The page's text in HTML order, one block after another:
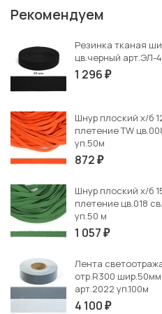
Рекомендуем
Резинка тканая
цв.черный арт.ЭЛ-
1 296 ₽
Шнур плоский х/б
плетение TW
уп.50м
872 ₽
Шнур плоский х/б
плетение цв.018
уп.50 м
1 057 ₽
Лента
отр.R300 шир.50мм
арт.2022 уп.100м
4 100 ₽